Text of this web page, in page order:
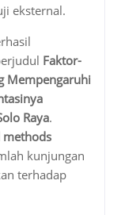
eksternal.
Faktor-
Mempengaruhi
Raya.
methods
kunjungan
terhadap